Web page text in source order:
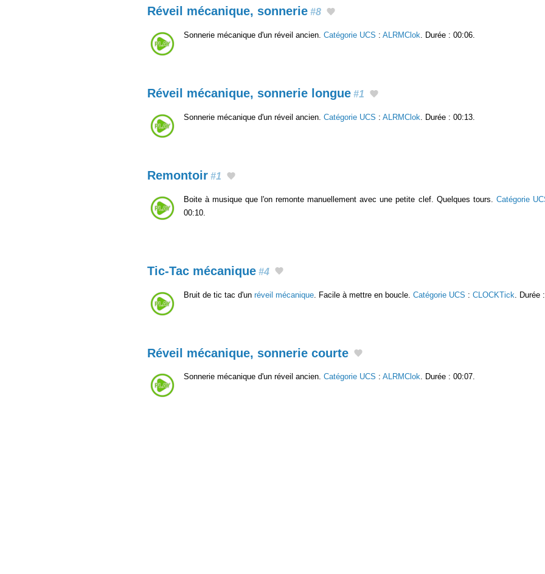
Réveil mécanique, sonnerie #8
Sonnerie mécanique d'un réveil ancien. Catégorie UCS : ALRMClok. Durée : 00:06.
Réveil mécanique, sonnerie longue #1
Sonnerie mécanique d'un réveil ancien. Catégorie UCS : ALRMClok . Durée : 00:13.
Remontoir #1
Boite à musique que l'on remonte manuellement avec une petite clef. Quelques tours. Catégorie
00:10.
Tic-Tac mécanique #4
Bruit de tic tac d'un réveil mécanique . Facile à mettre en boucle. Catégorie UCS : CLOCKTick . Durée
Réveil mécanique, sonnerie courte
Sonnerie mécanique d'un réveil ancien. Catégorie UCS : ALRMClok. Durée : 00:07.